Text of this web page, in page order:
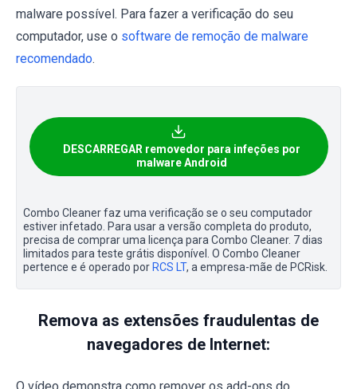
malware possível. Para fazer a verificação do seu
computador, use o software de remoção de malware
recomendado.
DESCARREGAR removedor para infeções por
malware Android
Combo Cleaner faz uma verificação se o seu computador
estiver infetado. Para usar a versão completa do produto,
precisa de comprar uma licença para Combo Cleaner. 7 dias
limitados para teste grátis disponível. O Combo Cleaner
pertence e é operado por RCS LT, a empresa-mãe de PCRisk.
Remova as extensões fraudulentas de
navegadores de Internet:
O vídeo demonstra como remover os add-ons do